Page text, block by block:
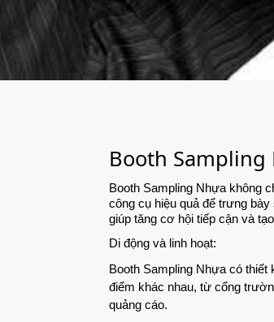
Booth Sampling
Booth Sampling Nhựa không
công cụ hiệu quả để trưng
giúp tăng cơ hội tiếp cận và
Di động và linh hoạt:
Booth Sampling Nhựa có thiết
điểm khác nhau, từ cổng
quảng cáo.